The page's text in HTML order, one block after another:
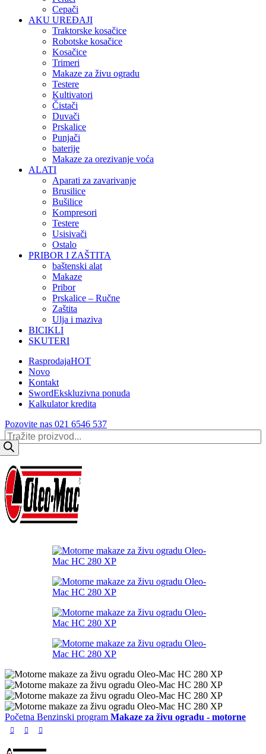
Cepači
AKU UREĐAJI
Traktorske kosačice
Robotske kosačice
Kosačice
Trimeri
Makaze za živu ogradu
Testere
Kultivatori
Čistači
Duvači
Prskalice
Punjači
baterije
Makaze za orezivanje voća
ALATI
Aparati za zavarivanje
Brusilice
Bušilice
Kompresori
Testere
Usisivači
Ostalo
PRIBOR I ZAŠTITA
baštenski alat
Makaze
Pribor
Prskalice – Ručne
Zaštita
Ulja i maziva
BICIKLI
SKUTERI
RasprodajaHOT
Novo
Kontakt
SwordEkskluzivna ponuda
Kalkulator kredita
Pozovite nas 021 6546 537
Početna Benzinski program Makaze za živu ogradu - motorne